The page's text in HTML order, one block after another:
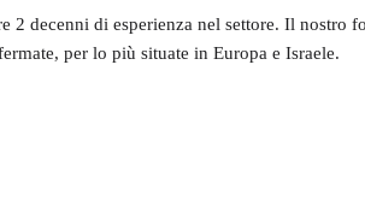
decenni di esperienza nel settore. Il nostro
per lo più situate in Europa e Israele.